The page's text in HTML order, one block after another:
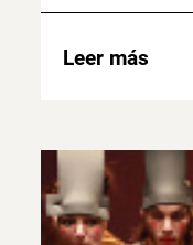
Leer más